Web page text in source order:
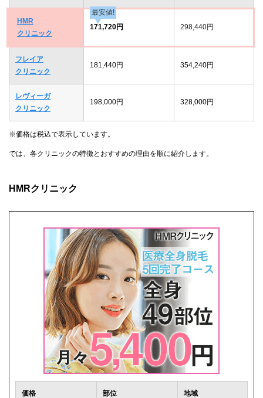
HMR
クリニック
最安値!
171,720円
298,440円
フレイア
クリニック
181,440円 354,240円
レヴィーガ
クリニック
198,000円 328,000円
※価格は税込で表示しています。
では、各クリニックの特徴とおすすめの理由を順に紹介します。
HMRクリニック
価格 部位 地域